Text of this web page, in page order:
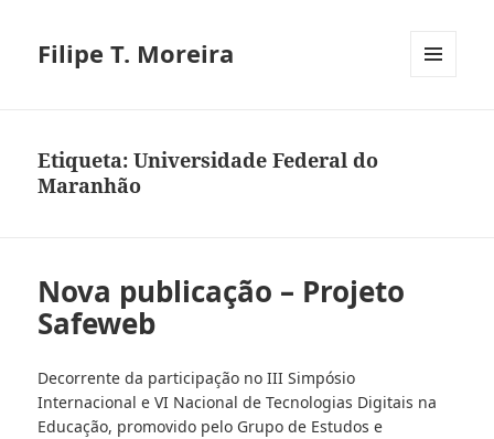
Filipe T. Moreira
Etiqueta:Universidade Federal do
Maranhão
Nova publicação – Projeto
Safeweb
Decorrente da participação no III Simpósio
Internacional e VI Nacional de Tecnologias Digitais na
Educação, promovido pelo Grupo de Estudos e